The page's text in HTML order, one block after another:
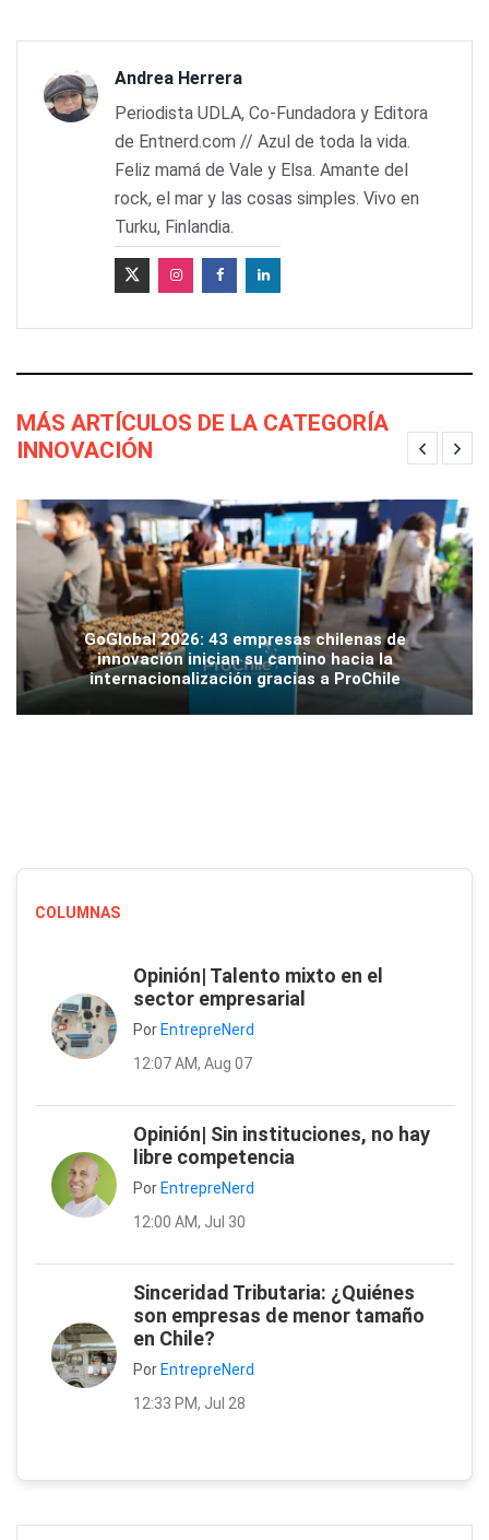
Andrea Herrera
Periodista UDLA, Co-Fundadora y Editora
de Entnerd.com // Azul de toda la vida.
Feliz mamá de Vale y Elsa. Amante del
rock, el mar y las cosas simples. Vivo en
Turku, Finlandia.
MÁS ARTÍCULOS DE LA CATEGORÍA
INNOVACIÓN
GoGlobal 2026: 43 empresas chilenas de
innovación inician su camino hacia la
internacionalización gracias a ProChile
COLUMNAS
Opinión| Talento mixto en el
sector empresarial
Por EntrepreNerd
12:07 AM, Aug 07
Opinión| Sin instituciones, no hay
libre competencia
Por EntrepreNerd
12:00 AM, Jul 30
Sinceridad Tributaria: ¿Quiénes
son empresas de menor tamaño
en Chile?
Por EntrepreNerd
12:33 PM, Jul 28